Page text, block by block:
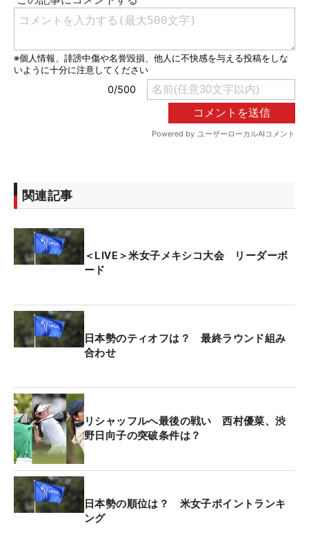
関連記事
＜LIVE＞米女子メキシコ大会 リーダーボ
ード
日本勢のティオフは？ 最終ラウンド組み
合わせ
リシャッフルへ最後の戦い 西村優菜、渋
野日向子の突破条件は？
日本勢の順位は？ 米女子ポイントランキ
ング